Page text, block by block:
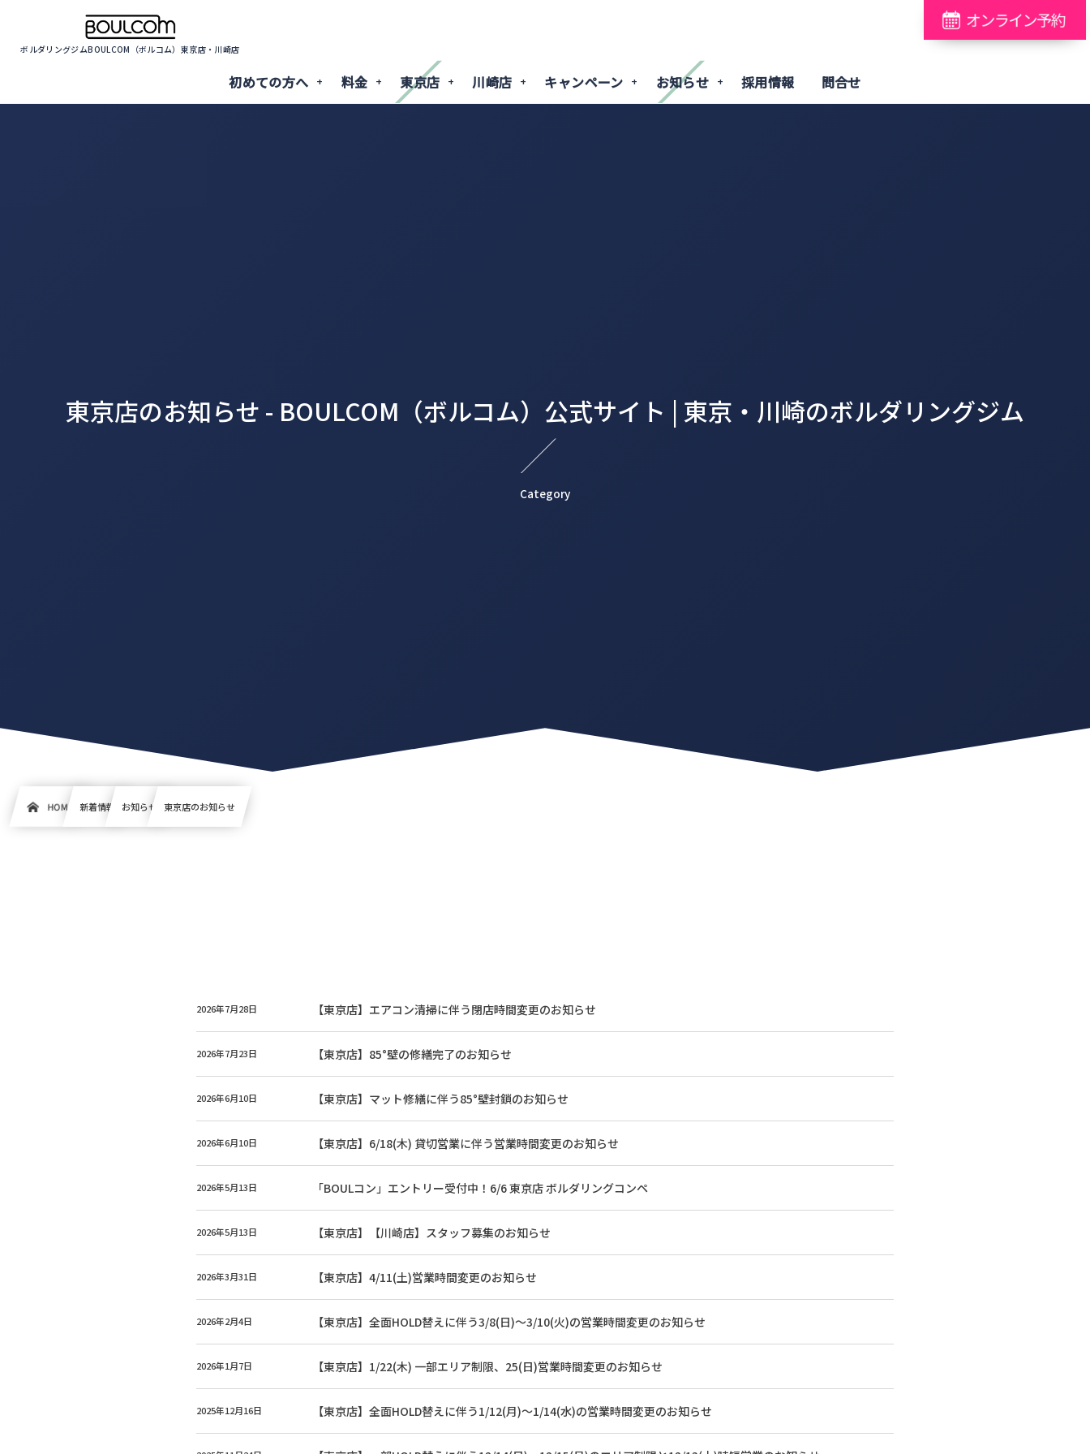
ボルダリングジムBOULCOM（ボルコム）東京店・川崎店
初めての方へ 料金 東京店 川崎店 キャンペーン お知らせ 採用情報 問合せ
東京店のお知らせ - BOULCOM（ボルコム）公式サイト | 東京・川崎のボルダリングジム
Category
HOME 新着情報 お知らせ 東京店のお知らせ
2026年7月28日 【東京店】エアコン清掃に伴う閉店時間変更のお知らせ
2026年7月23日 【東京店】85°壁の修繕完了のお知らせ
2026年6月10日 【東京店】マット修繕に伴う85°壁封鎖のお知らせ
2026年6月10日 【東京店】6/18(木) 貸切営業に伴う営業時間変更のお知らせ
2026年5月13日 「BOULコン」エントリー受付中！6/6 東京店 ボルダリングコンペ
2026年5月13日 【東京店】【川崎店】スタッフ募集のお知らせ
2026年3月31日 【東京店】4/11(土)営業時間変更のお知らせ
2026年2月4日 【東京店】全面HOLD替えに伴う3/8(日)～3/10(火)の営業時間変更のお知らせ
2026年1月7日 【東京店】1/22(木) 一部エリア制限、25(日)営業時間変更のお知らせ
2025年12月16日 【東京店】全面HOLD替えに伴う1/12(月)～1/14(水)の営業時間変更のお知らせ